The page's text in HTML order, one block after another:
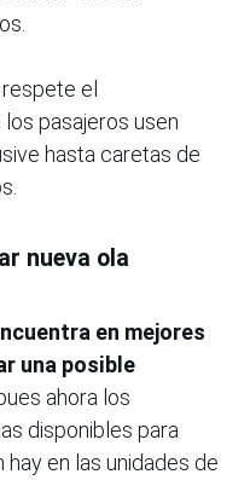
el
pasajeros usen
hasta caretas de
nueva ola
en mejores
una posible
ahora los
disponibles para
en las unidades de